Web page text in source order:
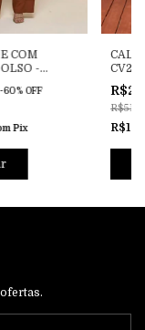
COM
-
-60% OFF
Pix